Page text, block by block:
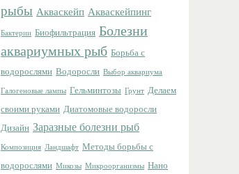
рыбы Акваскейп Акваскейпинг
Бактерии Биофильтрация Болезни
аквариумных рыб Борьба с
водорослями Водоросли Выбор аквариума
Галогеновые лампы Гельминтозы Грунт Делаем
своими руками Диатомовые водоросли
Дизайн Заразные болезни рыб
Композиция Ландшафт Методы борьбы с
водорослями Микозы Микроорганизмы Нано